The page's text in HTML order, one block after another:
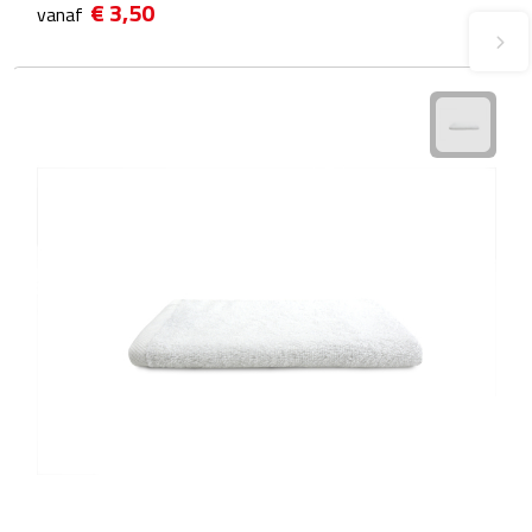
Champagneglazen
vanaf € 3,50